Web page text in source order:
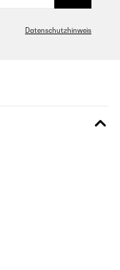
Datenschutzhinweis